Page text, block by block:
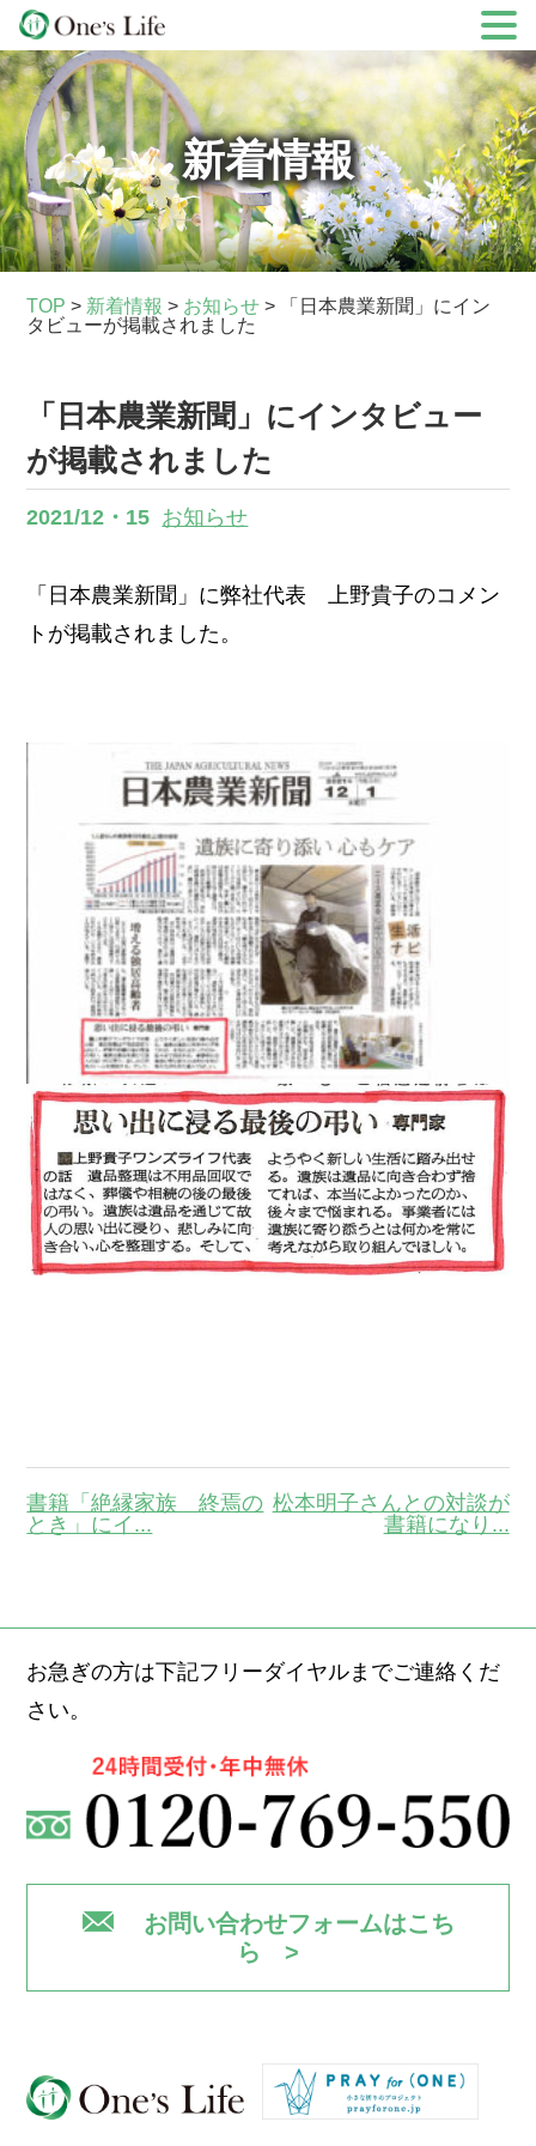
Skip
to
content
新着情報
TOP > 新着情報 > お知らせ >
「日本農業新聞」にイン
タビューが掲載されました
「日本農業新聞」にインタビュー
が掲載されました
2021/12・15 お知らせ
「日本農業新聞」に弊社代表 上野貴子のコメン
トが掲載されました。
書籍「絶縁家族 終焉の
とき」にイ...
松本明子さんとの対談が
書籍になり...
お急ぎの方は下記フリーダイヤルまでご連絡くだ
さい。
お問い合わせフォームはこち
ら >